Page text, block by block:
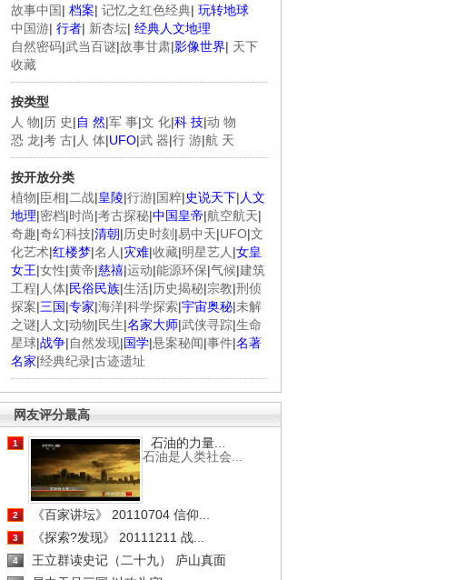
故事中国| 档案| 记忆之红色经典| 玩转地球
中国游| 行者| 新杏坛| 经典人文地理
自然密码|武当百谜|故事甘肃|影像世界| 天下
收藏
按类型
人 物|历 史|自 然|军 事|文 化|科 技|动 物
恐 龙|考 古| 人 体|UFO|武 器|行 游|航 天
按开放分类
植物|臣相|二战|皇陵|行游|国粹|史说天下| 人文
地理|密档|时尚|考古探秘|中国皇帝|航空航天|
奇趣|奇幻科技|清朝|历史时刻 |易中天|UFO|文
化艺术|红楼梦|名人 |灾难|收藏|明星艺人 |女皇
女王|女性|黄帝|慈禧|运动|能源环保|气候|建筑
工程| 人体|民俗民族|生活|历史揭秘|宗教|刑侦
探案|三国|专家|海洋|科学探索|宇宙奥秘|未解
之谜| 人文|动物|民生|名家大师|武侠寻踪|生命
星球|战争|自然发现|国学|悬案秘闻|事件|名著
名家|经典纪录|古迹遗址
网友评分最高
1
石油的力量...
石油是人类社会...
2 《百家讲坛》 20110704 信仰...
3 《探索?发现》 20111211 战...
4 王立群读史记（二十九） 庐山真面